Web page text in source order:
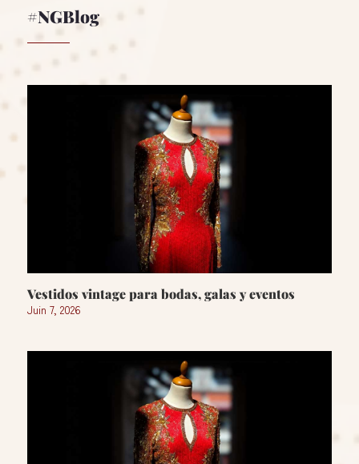
#NGBlog
Vestidos vintage para bodas, galas y eventos
Juin 7, 2026